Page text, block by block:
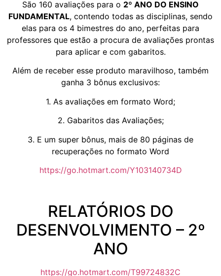
São 160 avaliações para o 2º ANO DO ENSINO
FUNDAMENTAL, contendo todas as disciplinas, sendo
elas para os 4 bimestres do ano, perfeitas para
professores que estão a procura de avaliações prontas
para aplicar e com gabaritos.
Além de receber esse produto maravilhoso, também
ganha 3 bônus exclusivos:
1. As avaliações em formato Word;
2. Gabaritos das Avaliações;
3. E um super bônus, mais de 80 páginas de
recuperações no formato Word
https://go.hotmart.com/Y103140734D
RELATÓRIOS DO
DESENVOLVIMENTO – 2º
ANO
https://go.hotmart.com/T99724832C